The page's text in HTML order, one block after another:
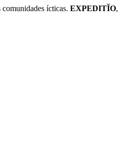
ícticas. EXPEDITĬO,